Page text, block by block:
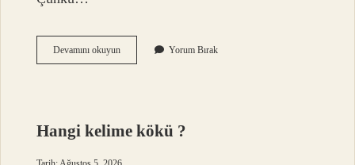
Devamını okuyunHüda
Kuran’da
Yorum Bırak
Hangi kelime kökü ?